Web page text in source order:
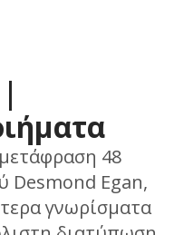
48
Desmond Egan,
γνωρίσματα